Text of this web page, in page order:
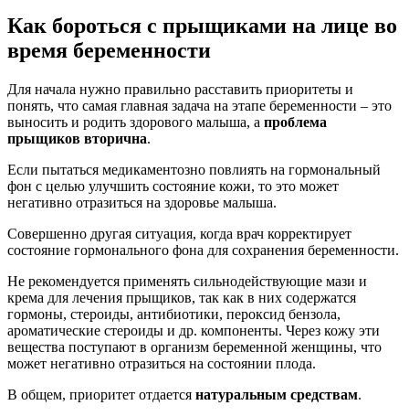
Как бороться с прыщиками на лице во
время беременности
Для начала нужно правильно расставить приоритеты и
понять, что самая главная задача на этапе беременности – это
выносить и родить здорового малыша, а проблема
прыщиков вторична.
Если пытаться медикаментозно повлиять на гормональный
фон с целью улучшить состояние кожи, то это может
негативно отразиться на здоровье малыша.
Совершенно другая ситуация, когда врач корректирует
состояние гормонального фона для сохранения беременности.
Не рекомендуется применять сильнодействующие мази и
крема для лечения прыщиков, так как в них содержатся
гормоны, стероиды, антибиотики, пероксид бензола,
ароматические стероиды и др. компоненты. Через кожу эти
вещества поступают в организм беременной женщины, что
может негативно отразиться на состоянии плода.
В общем, приоритет отдается натуральным средствам.